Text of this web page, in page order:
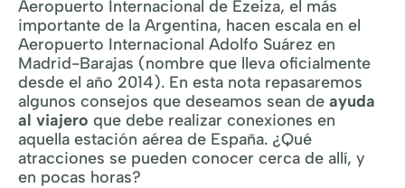
Aeropuerto Internacional de Ezeiza, el más
importante de la Argentina, hacen escala en el
Aeropuerto Internacional Adolfo Suárez en
Madrid-Barajas (nombre que lleva oficialmente
desde el año 2014). En esta nota repasaremos
algunos consejos que deseamos sean de ayuda
al viajero que debe realizar conexiones en
aquella estación aérea de España. ¿Qué
atracciones se pueden conocer cerca de allí, y
en pocas horas?